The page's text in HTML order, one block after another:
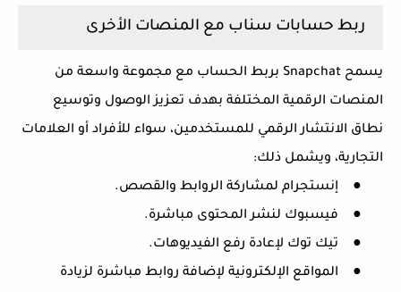
ربط حسابات سناب مع المنصات الأخرى
يسمح Snapchat بربط الحساب مع مجموعة واسعة من
المنصات الرقمية المختلفة بهدف تعزيز الوصول وتوسيع
نطاق الانتشار الرقمي للمستخدمين، سواء للأفراد أو العلامات
التجارية، ويشمل ذلك:
●
إنستجرام لمشاركة الروابط والقصص.
●
فيسبوك لنشر المحتوى مباشرة.
●
تيك توك لإعادة رفع الفيديوهات.
●
المواقع الإلكترونية لإضافة روابط مباشرة لزيادة